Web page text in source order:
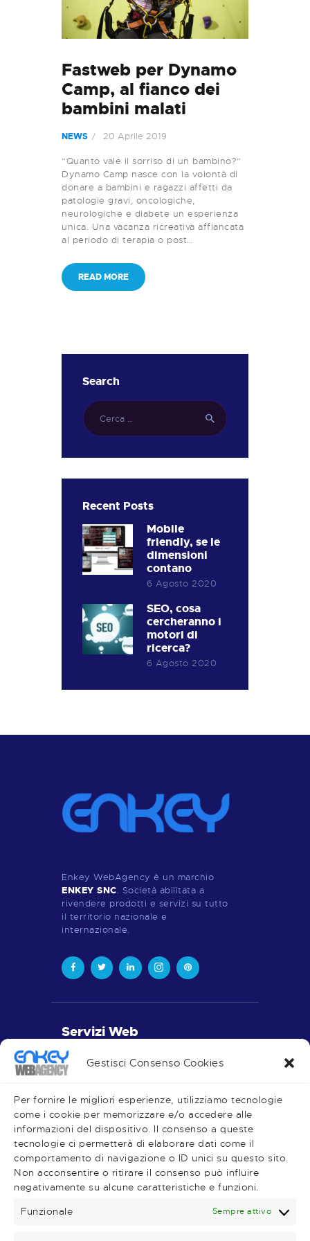
Gestisci Consenso Cookies
Per fornire le migliori esperienze, utilizziamo tecnologie
come i cookie per memorizzare e/o accedere alle
informazioni del dispositivo. Il consenso a queste
tecnologie ci permetterà di elaborare dati come il
comportamento di navigazione o ID unici su questo sito.
Non acconsentire o ritirare il consenso può influire
negativamente su alcune caratteristiche e funzioni.
Funzionale
Sempre attivo
Fastweb per Dynamo
Camp, al fianco dei
bambini malati
NEWS 20 Aprile 2019
“Quanto vale il sorriso di un bambino?”
Dynamo Camp nasce con la volontà di
donare a bambini e ragazzi affetti da
patologie gravi, oncologiche,
neurologiche e diabete un esperienza
unica. Una vacanza ricreativa affiancata
al periodo di terapia o post…
READ MORE
Search
Ricerca
per:
Recent Posts
Mobile
friendly, se le
dimensioni
contano
6 Agosto 2020
SEO, cosa
cercheranno i
motori di
ricerca?
6 Agosto 2020
Enkey WebAgency è un marchio
ENKEY SNC. Società abilitata a
rivendere prodotti e servizi su tutto
il territorio nazionale e
internazionale.
Servizi Web
Realizzazione Siti Web
Social Media
Very Important Links
Shop
Magazine